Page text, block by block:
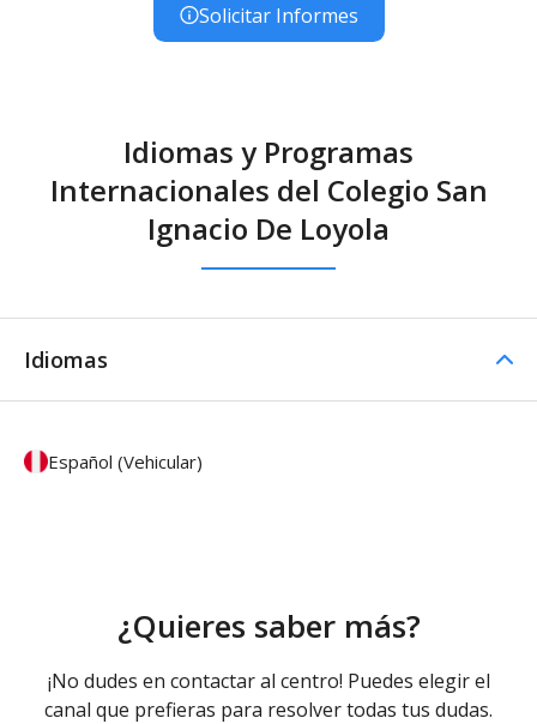
Solicitar Informes
Idiomas y Programas
Internacionales del Colegio San
Ignacio De Loyola
Idiomas
Español (Vehicular)
¿Quieres saber más?
¡No dudes en contactar al centro! Puedes elegir el
canal que prefieras para resolver todas tus dudas.